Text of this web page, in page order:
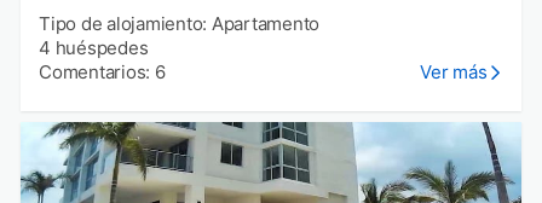
Tipo de alojamiento: Apartamento
4 huéspedes
Comentarios: 6
Ver más